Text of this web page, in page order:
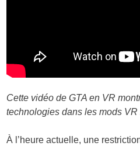
Cette vidéo de GTA en VR
technologies dans les mods
À l’heure actuelle, une